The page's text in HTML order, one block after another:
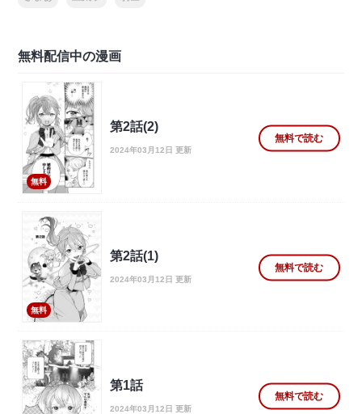
無料配信中の漫画
無料
第2話(2)
2024年03月12日 更新
無料で読む
無料
第2話(1)
2024年03月12日 更新
無料で読む
第1話
2024年03月12日 更新
無料で読む